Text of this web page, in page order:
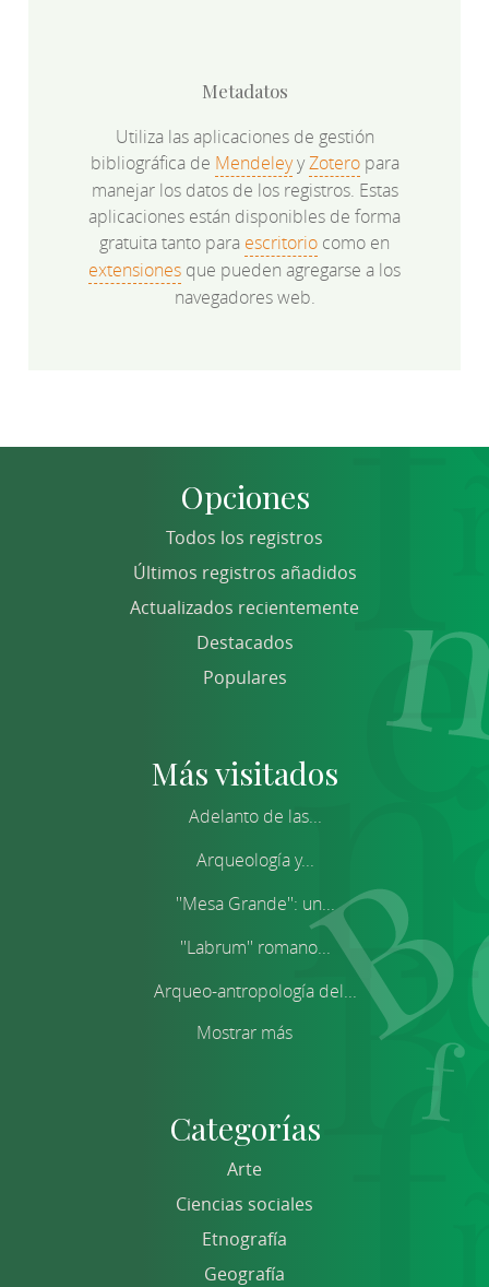
Metadatos
Utiliza las aplicaciones de gestión
bibliográfica de MendeleyyZoteropara
manejar los datos de los registros. Estas
aplicaciones están disponibles de forma
gratuita tanto para escritorio como en
extensiones que pueden agregarse a los
navegadores web.
Opciones
Todos los registros
Últimos registros añadidos
Actualizados recientemente
Destacados
Populares
Más visitados
Adelanto de las...
Arqueología y...
''Mesa Grande'': un...
''Labrum'' romano...
Arqueo-antropología del...
Mostrar más
Categorías
Arte
Ciencias sociales
Etnografía
Geografía